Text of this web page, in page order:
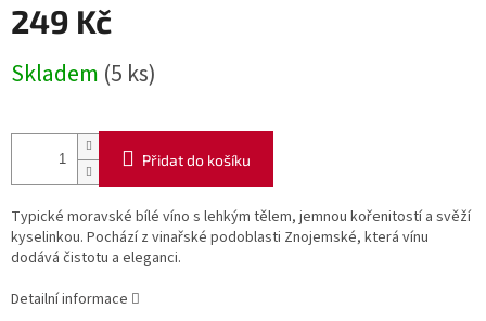
249 Kč
cena:
Skladem (5 ks)
Přidat do košíku
Typické moravské bílé víno s lehkým tělem, jemnou kořenitostí a svěží
kyselinkou. Pochází z vinařské podoblasti Znojemské, která vínu
dodává čistotu a eleganci.
Detailní informace